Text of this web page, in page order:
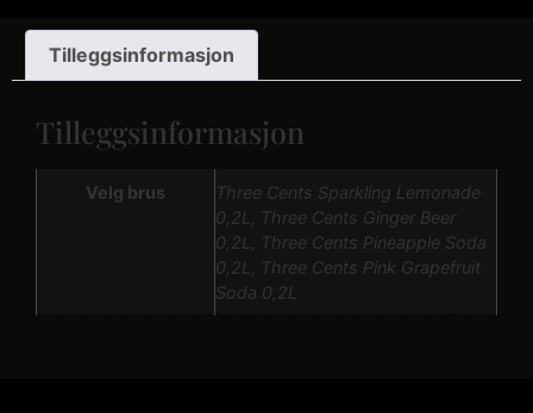
Tilleggsinformasjon
Tilleggsinformasjon
Velg brus
Three Cents Sparkling Lemonade
0,2L, Three Cents Ginger Beer
0,2L, Three Cents Pineapple Soda
0,2L, Three Cents Pink Grapefruit
Soda 0,2L